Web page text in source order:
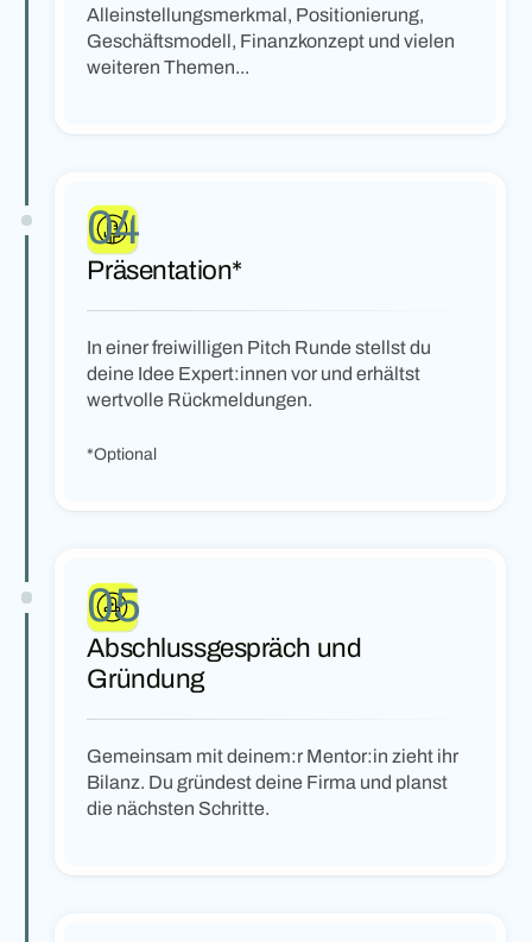
Alleinstellungsmerkmal, Positionierung,
Geschäftsmodell, Finanzkonzept und vielen
weiteren Themen...
Präsentation*
04
In einer freiwilligen Pitch Runde stellst du
deine Idee Expert:innen vor und erhältst
wertvolle Rückmeldungen.
*Optional
Abschlussgespräch und
Gründung
05
Gemeinsam mit deinem:r Mentor:in zieht ihr
Bilanz. Du gründest deine Firma und planst
die nächsten Schritte.